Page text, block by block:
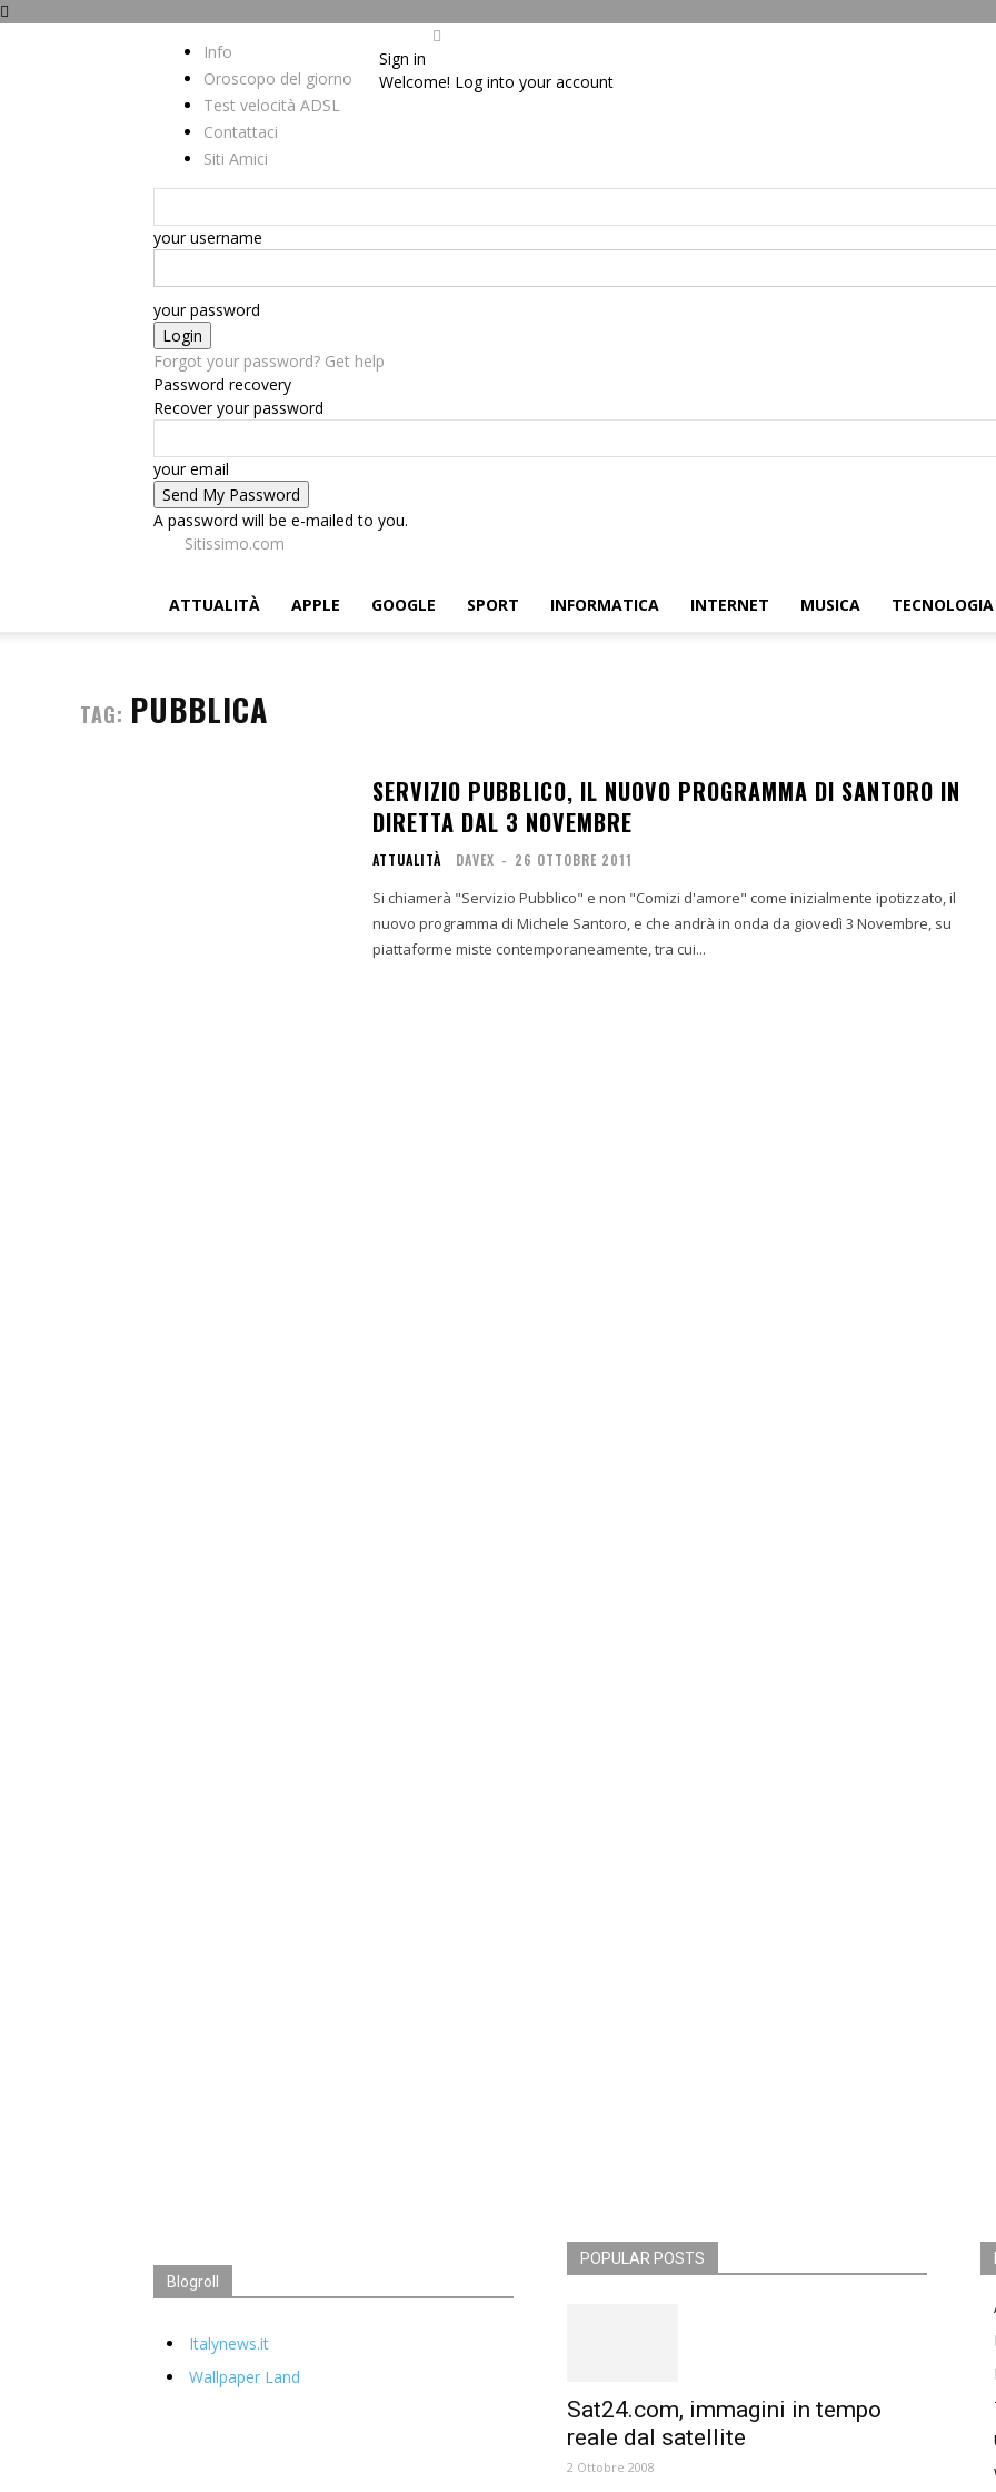
Info
Oroscopo del giorno
Test velocità ADSL
Contattaci
Siti Amici
Sign in
Welcome! Log into your account
your username
your password
Forgot your password? Get help
Password recovery
Recover your password
your email
A password will be e-mailed to you.
Sitissimo.com
ATTUALITÀ APPLE GOOGLE SPORT INFORMATICA INTERNET MUSICA TECNOLOGIA
TAG: PUBBLICA
SERVIZIO PUBBLICO, IL NUOVO PROGRAMMA DI SANTORO IN
DIRETTA DAL 3 NOVEMBRE
ATTUALITÀ DAVEX - 26 OTTOBRE 2011
Si chiamerà "Servizio Pubblico" e non "Comizi d'amore" come inizialmente ipotizzato, il
nuovo programma di Michele Santoro, e che andrà in onda da giovedì 3 Novembre, su
piattaforme miste contemporaneamente, tra cui...
Blogroll
Italynews.it
Wallpaper Land
POPULAR POSTS
Sat24.com, immagini in tempo
reale dal satellite
2 Ottobre 2008